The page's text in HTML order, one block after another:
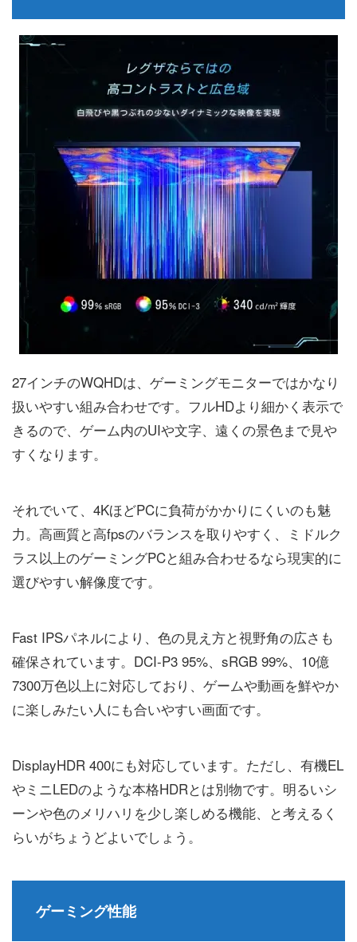
27インチのWQHDは、ゲーミングモニターではかなり
扱いやすい組み合わせです。フルHDより細かく表示で
きるので、ゲーム内のUIや文字、遠くの景色まで見や
すくなります。
それでいて、4KほどPCに負荷がかかりにくいのも魅
力。高画質と高fpsのバランスを取りやすく、ミドルク
ラス以上のゲーミングPCと組み合わせるなら現実的に
選びやすい解像度です。
Fast IPSパネルにより、色の見え方と視野角の広さも
確保されています。DCI-P3 95%、sRGB 99%、10億
7300万色以上に対応しており、ゲームや動画を鮮やか
に楽しみたい人にも合いやすい画面です。
DisplayHDR 400にも対応しています。ただし、有機EL
やミニLEDのような本格HDRとは別物です。明るいシ
ーンや色のメリハリを少し楽しめる機能、と考えるく
らいがちょうどよいでしょう。
ゲーミング性能